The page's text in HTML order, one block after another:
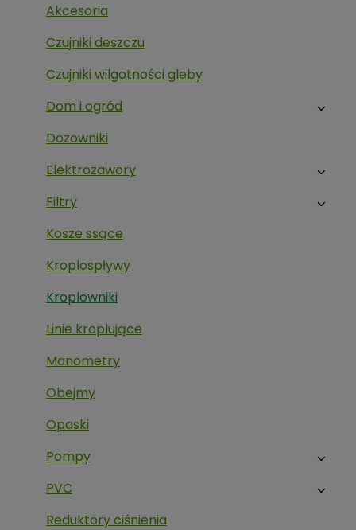
Akcesoria
Czujniki deszczu
Czujniki wilgotności gleby
Dom i ogród
Dozowniki
Elektrozawory
Filtry
Kosze ssące
Kroplospływy
Kroplowniki
Linie kroplujące
Manometry
Obejmy
Opaski
Pompy
PVC
Reduktory ciśnienia